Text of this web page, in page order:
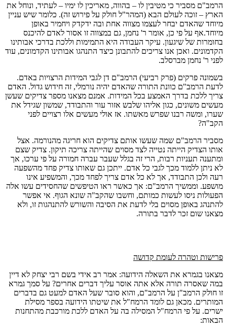
הרמב"ם מסביר כי מטיבין לו – בהווה, מאריכין לו ימיו – לעתיד, ונוחל את
הארץ – זוכה לעולם הבא (המהר"ל חולק על פירוש זה). כלומר שיש עניין
מיוחד שהאדם יבחר לעצמו מצווה אחת ובה ידקדק ויחמיר באופן
מיוחד.אף על פי כן, אומר ר' נחמן, גם במצווה זו אסור לאדם להיכנס
בחומרות של שיגעון. עיקר העבודה היא התמימות וללכת בדרכי אבותינו
הקדמונים. ואכן אנו צריכים להתבונן כיצד התנהגו אבותינו הקדמונים, עוד
לפני ר' נחמן מברסלב.
בשמונה פרקים (פרק רביעי) הרמב"ם דן לגבי המידות הרצויות באדם.
לדעת הרמב"ם כוונת התורה שהאדם יהיה נורמלי, זה חידוש גדול. האדם
צריך ללכת בדרך האמצע בכל המידות. אמנם מצאנו מספר צדיקים שעשן
מעשים משונים, כגון אליהו שלבש אזור עור והתבודד, שמשון שגידל את
שערו, ומשה רבנו שפרש מאשתו. אז אולי מעשים אלו רצויים לפני
הקב"ה?
מסביר הרמב"ם שמה שעשו אותם צדיקים הוא חריגה מהנורמה. אצל
אותו הצדיק הייתה נטייה לצד מסוים שהייתה צריכה תיקון. צדיק שצם
ומתענה תעניות רבות, הרי זה בגלל שעבר עברה חמורה על פי ערכו, אך
לא ניתן ללמוד מכך לגבי כל אדם. ייתכן גם שאותו צדיק פחד מהשפעה
רעה ולכן התבודד, אך לא כל אדם צריך לפחד מכך, והמשפיע אינו
מושפע. וממשיך הרמב"ם: אך כאשר ראו הטיפשים שהחסידים עשו אלה
הפעולות ניסו לעשות כמותם, וחשבו שהקב"ה שונא הגוף. אי אפשר
להתנהג באופן מסוים בלי לדעת את הסיבה והשורש להתנהגות זו, ולא
מצאנו שום זכר לדבר בתורה.
פרישות וטהרה לעומת קדושה
מצאנו בגמרא את השאלה הידועה: אמר רב אידי בשם רבי יצחק לא דיין
במה שאסרה תורה אלא אתה אוסר עליך דברים אחרים? על סמך גמרא
זו חולק הרמב"ן על הרמב"ם, והוא סובר שעל האדם למעט גם בדברים
המותרים. מכאן גם לומד הרמח"ל את שיטתו הידועה בספר מסילת
ישרים. על פי הרמח"ל המסילה בה על האדם ללכת מורכבת מהתחנות
הבאות: